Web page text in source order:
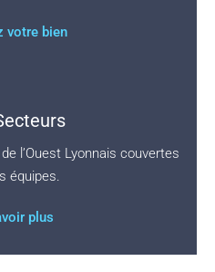
votre bien
l’Ouest Lyonnais couvertes
équipes.
plus